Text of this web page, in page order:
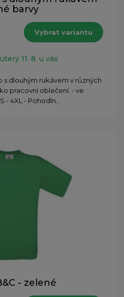
barvy
Vybrat variantu
11. 8. u vás
s dlouhým rukávem v různých
pracovní oblečení. - ve
- 4XL - Pohodln...
- zelené